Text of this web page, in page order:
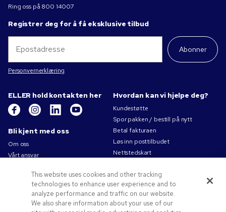
Ring oss på 800 14007
Registrer deg for å få eksklusive tilbud
Abonner
Personvernerklæring
ELLER hold kontakten her
Bli kjent med oss
Om oss
Vårt ansvar
Bruksvilkår
Salgsbetingelser
Jobb for Pens.com
Hvordan kan vi hjelpe deg?
Kundestøtte
Spor pakken / bestill på nytt
Betal fakturaen
Løs inn posttilbudet
Nettstedskart
This website uses cookies and other tracking
technologies to enhance user experience and to
analyze performance and traffic on our website.
We also share information about your use of our